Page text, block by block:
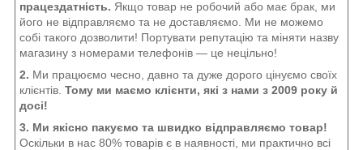
працездатність. Якщо товар не робочий або має брак, ми
його не відправляємо та не доставляємо. Ми не можемо
собі такого дозволити! Портувати репутацію та міняти назву
магазину з номерами телефонів — це нецільно!
2. Ми працюємо чесно, давно та дуже дорого цінуємо своїх
клієнтів. Тому ми маємо клієнти, які з нами з 2009 року й
досі!
3. Ми якісно пакуємо та швидко відправляємо товар!
Оскільки в нас 80% товарів є в наявності, ми практично всі